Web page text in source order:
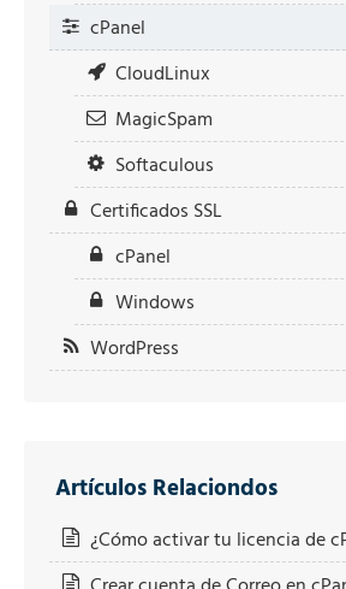
cPanel
CloudLinux
MagicSpam
Softaculous
Certificados SSL
cPanel
Windows
WordPress
Artículos Relaciondos
¿Cómo activar tu licencia de